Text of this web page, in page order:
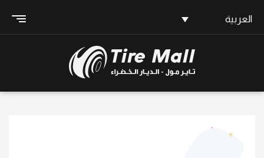
العربية